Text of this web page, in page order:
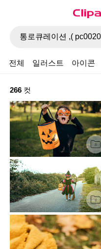
전체 일러스트 아이콘
266 컷